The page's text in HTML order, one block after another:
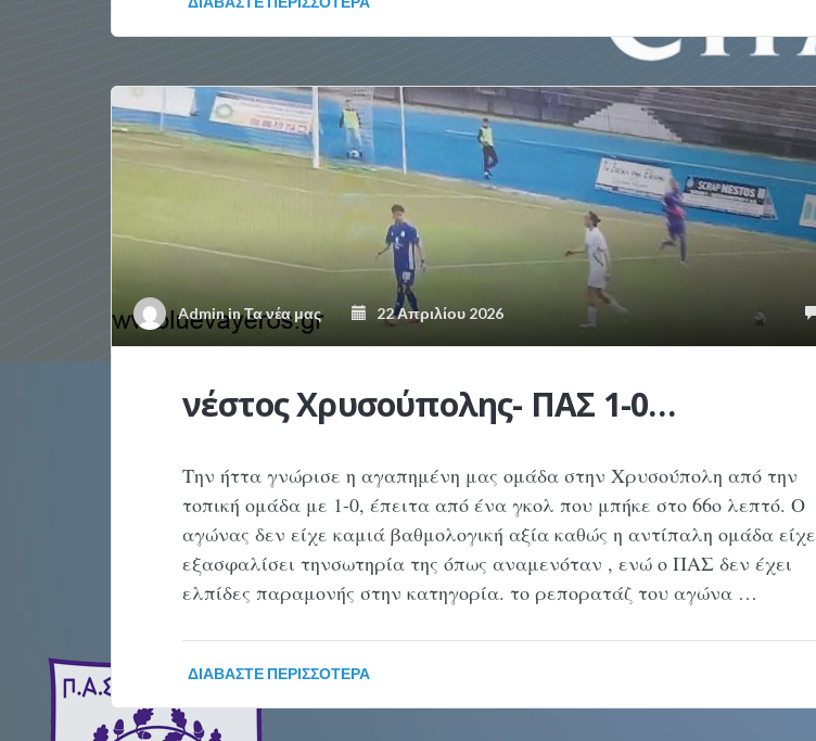
AdmininΤα νέα μας 22 Απριλίου 2026
νέστος Χρυσούπολης- ΠΑΣ 1-0…
Την ήττα γνώρισε η αγαπημένη μας ομάδα στην Χρυσούπολη από την
τοπική ομάδα με 1-0, έπειτα από ένα γκολ που μπήκε στο 66ο λεπτό. Ο
αγώνας δεν είχε καμιά βαθμολογική αξία καθώς η αντίπαλη ομάδα είχε
εξασφαλίσει τηνσωτηρία της όπως αναμενόταν , ενώ ο ΠΑΣ δεν έχει
ελπίδες παραμονής στην κατηγορία. το ρεπορατάζ του αγώνα …
ΔΙΑΒΆΣΤΕ ΠΕΡΙΣΣΌΤΕΡΑ